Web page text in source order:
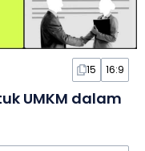
15 16:9
UMKM dalam